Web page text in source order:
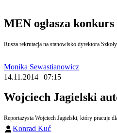
MEN ogłasza
Rusza rekrutacja na stanowisko dyrektora
Monika Sewastianowicz
14.11.2014 | 07:15
Wojciech Jagielski
Reportażysta Wojciech Jagielski, który pracuje
Konrad Kuć